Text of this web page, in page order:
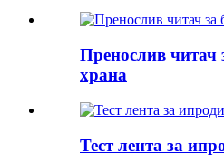
Пренослив читач
храна
Тест лента за